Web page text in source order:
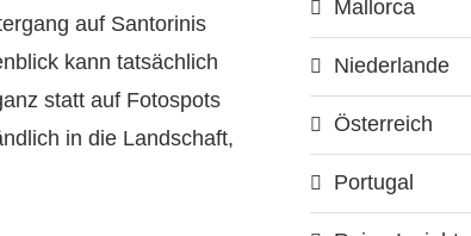
auf Santorinis
kann tatsächlich
statt auf Fotospots
in die Landschaft,
Mallorca
Niederlande
Österreich
Portugal